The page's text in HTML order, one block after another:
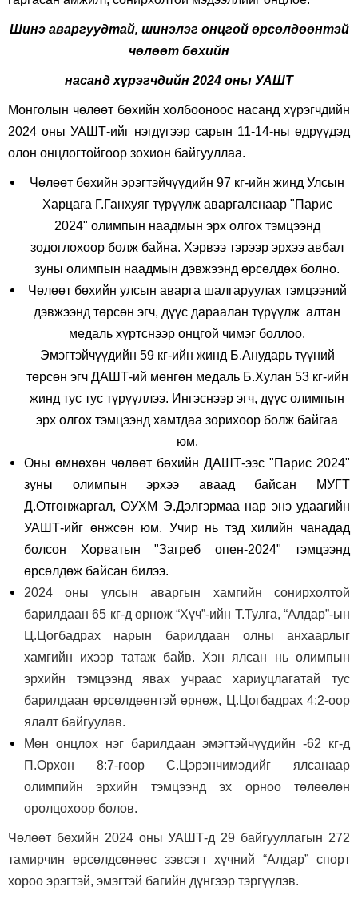
Шинэ аваргуудтай, шинэлэг онцгой өрсөлдөөнтэй
чөлөөт бөхийн
насанд хүрэгчдийн 2024 оны УАШТ
Монголын чөлөөт бөхийн холбооноос насанд хүрэгчдийн
2024 оны УАШТ-ийг нэгдүгээр сарын 11-14-ны өдрүүдэд
олон онцлогтойгоор зохион байгууллаа.
Чөлөөт бөхийн эрэгтэйчүүдийн 97 кг-ийн жинд Улсын
Харцага Г.Ганхуяг түрүүлж аваргалснаар "Парис
2024" олимпын наадмын эрх олгох тэмцээнд
зодоглохоор болж байна. Хэрвээ тэрээр эрхээ авбал
зуны олимпын наадмын дэвжээнд өрсөлдөх болно.
Чөлөөт бөхийн улсын аварга шалгаруулах тэмцээний
дэвжээнд төрсөн эгч, дүүс дараалан түрүүлж алтан
медаль хүртснээр онцгой чимэг боллоо.
Эмэгтэйчүүдийн 59 кг-ийн жинд Б.Анударь түүний
төрсөн эгч ДАШТ-ий мөнгөн медаль Б.Хулан 53 кг-ийн
жинд тус тус түрүүллээ. Ингэснээр эгч, дүүс олимпын
эрх олгох тэмцээнд хамтдаа зорихоор болж байгаа
юм.
Оны өмнөхөн чөлөөт бөхийн ДАШТ-ээс "Парис 2024"
зуны олимпын эрхээ аваад байсан МУГТ
Д.Отгонжаргал, ОУХМ Э.Дэлгэрмаа нар энэ удаагийн
УАШТ-ийг өнжсөн юм. Учир нь тэд хилийн чанадад
болсон Хорватын "Загреб опен-2024" тэмцээнд
өрсөлдөж байсан билээ.
2024 оны улсын аваргын хамгийн сонирхолтой
барилдаан 65 кг-д өрнөж “Хүч”-ийн Т.Тулга, “Алдар”-ын
Ц.Цогбадрах нарын барилдаан олны анхаарлыг
хамгийн ихээр татаж байв. Хэн ялсан нь олимпын
эрхийн тэмцээнд явах учраас хариуцлагатай тус
барилдаан өрсөлдөөнтэй өрнөж, Ц.Цогбадрах 4:2-оор
ялалт байгуулав.
Мөн онцлох нэг барилдаан эмэгтэйчүүдийн -62 кг-д
П.Орхон 8:7-гоор С.Цэрэнчимэдийг ялсанаар
олимпийн эрхийн тэмцээнд эх орноо төлөөлөн
оролцохоор болов.
Чөлөөт бөхийн 2024 оны УАШТ-д 29 байгууллагын 272
тамирчин өрсөлдсөнөөс зэвсэгт хүчний “Алдар” спорт
хороо эрэгтэй, эмэгтэй багийн дүнгээр тэргүүлэв.